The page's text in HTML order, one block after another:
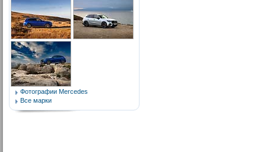
Фотографии Mercedes
Все марки